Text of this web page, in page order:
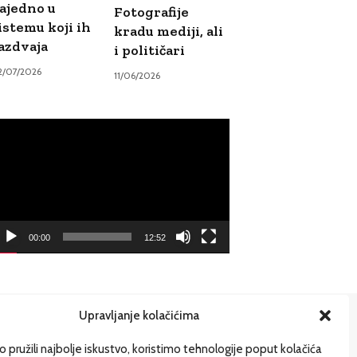
Upravljanje kolačićima
pružili najbolje iskustvo, koristimo tehnologije poput kolačića
u
koji ih
07/2026
Fotografije
kradu mediji, ali
i političari
11/06/2026
00:00 12:52